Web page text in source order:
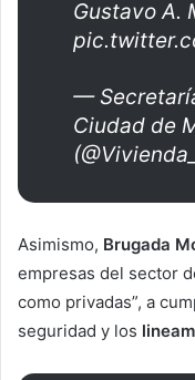
Gustavo A.
—
Ciudad de
Asimismo, Brugada
empresas del sector
como privadas”, a
seguridad y los